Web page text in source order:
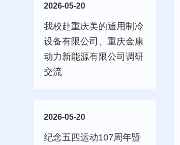
2026-05-20
我校赴重庆美的通用制冷
设备有限公司、重庆金康
动力新能源有限公司调研
交流
2026-05-20
纪念五四运动107周年暨